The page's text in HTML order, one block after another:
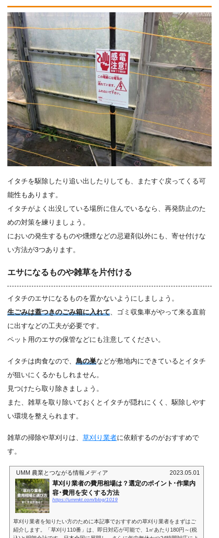
イタチを駆除したり追い出したりしても、またすぐ戻ってくる可
能性もあります。
イタチがよく出没している場所に住んでいるなら、再発防止のた
めの対策を練りましょう。
においの発生するものや燻煙などの忌避剤以外にも、寄せ付けな
い方法が3つあります。
エサになるものや雑草を片付ける
イタチのエサになるものを置かないようにしましょう。
生ごみは蓋つきのごみ箱に入れて 、ゴミ収集車がやって来る直前
に出すなどの工夫が必要です。
ペット用のエサの保管などにも注意してください。
イタチは肉食なので、 鳥の巣などが敷地内にできているとイタチ
が狙いにくるかもしれません。
見つけたら取り除きましょう。
また、雑草を取り除いておくとイタチが隠れにくく、駆除しやす
い環境を整えられます。
雑草の掃除や草刈りは、 草刈り業者に依頼するのがおすすめで
す。
UMM 農業とつながる情報メディア 2023.05.01
草刈り業者の費用相場は？選定のポイント･作業内
容･費用を安くする方法
https://ummkt.com/blog/1019
草刈り業者を知りたい方のために本記事でおすすめの草刈り業者をまずはご
紹介します。「草刈り110番」は、即日対応が可能で、1㎡あたり180円～(税